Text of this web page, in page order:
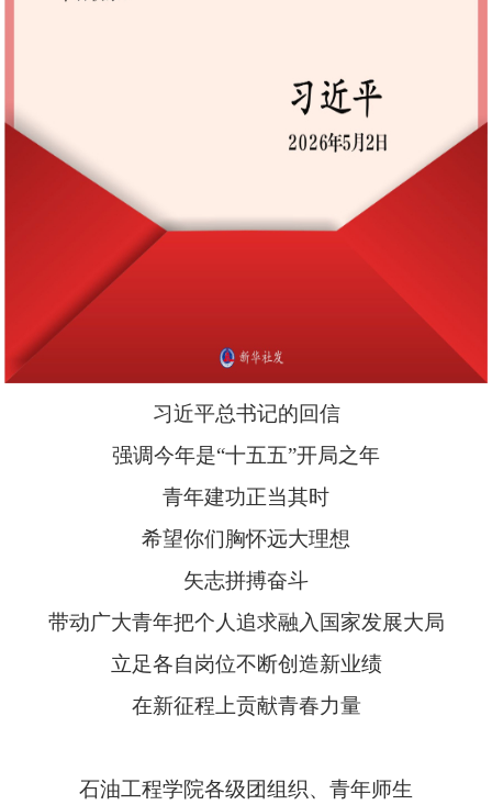
习近平总书记的回信
强调今年是“十五五”开局之年
青年建功正当其时
希望你们胸怀远大理想
矢志拼搏奋斗
带动广大青年把个人追求融入国家发展大局
立足各自岗位不断创造新业绩
在新征程上贡献青春力量
石油工程学院各级团组织、青年师生